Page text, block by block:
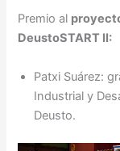
Premio al
DeustoSTART II:
Patxi Suárez:
Industrial y
Deusto.